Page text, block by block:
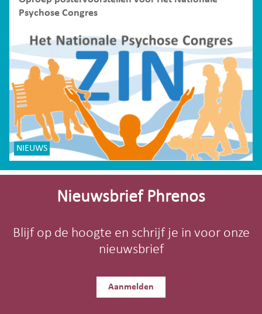
Psychose Congres
NIEUWS
Site-
Nieuwsbrief Phrenos
Blijf op de hoogte en schrijf je in voor onze
nieuwsbrief
Aanmelden